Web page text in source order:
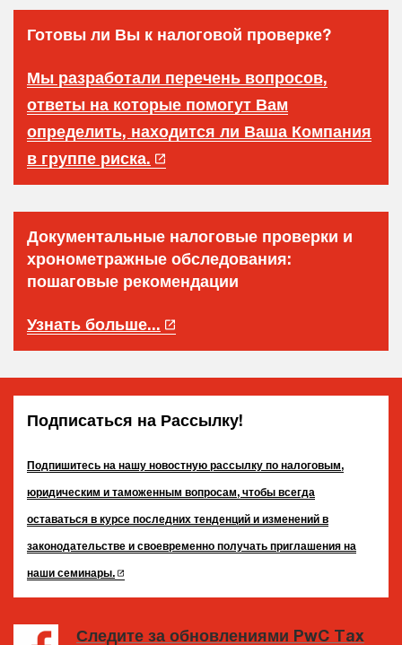
Готовы ли Вы к налоговой проверке?
Мы разработали перечень вопросов,
ответы на которые помогут Вам
определить, находится ли Ваша Компания
в группе риска.
Документальные налоговые проверки и
хронометражные обследования:
пошаговые рекомендации
Узнать больше...
Подписаться на Рассылку!
Подпишитесь на нашу новостную рассылку по налоговым,
юридическим и таможенным вопросам, чтобы всегда
оставаться в курсе последних тенденций и изменений в
законодательстве и своевременно получать приглашения на
наши семинары.
Следите за обновлениями PwC Tax